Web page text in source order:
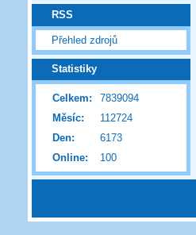
RSS
Přehled zdrojů
Statistiky
Online: 100
Celkem:
7839094
Měsíc:
112724
Den:
6173